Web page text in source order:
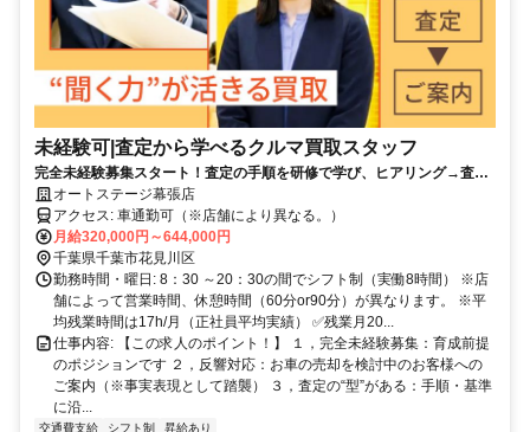
未経験可|査定から学べるクルマ買取スタッフ
完全未経験募集スタート！査定の手順を研修で学び、ヒアリング→査定
→価格提示を段階的に習得できます。
オートステージ幕張店
アクセス: 車通勤可（※店舗により異なる。）
月給320,000円～644,000円
千葉県千葉市花見川区
勤務時間・曜日: 8：30 ～20：30の間でシフト制（実働8時間） ※店
舗によって営業時間、休憩時間（60分or90分）が異なります。 ※平
均残業時間は17h/月（正社員平均実績） ✅残業月20...
仕事内容: 【この求人のポイント！】 １，完全未経験募集：育成前提
のポジションです ２，反響対応：お車の売却を検討中のお客様への
ご案内（※事実表現として踏襲） ３，査定の“型”がある：手順・基準
に沿...
交通費支給 シフト制 昇給あり